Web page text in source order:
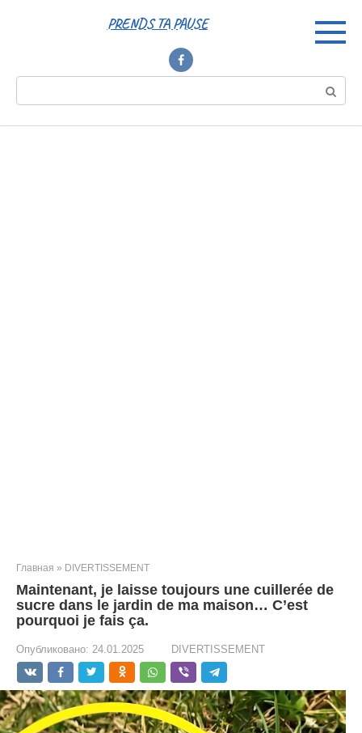
PRENDS TA PAUSE
Главная » DIVERTISSEMENT
Maintenant, je laisse toujours une cuillerée de
sucre dans le jardin de ma maison… C’est
pourquoi je fais ça.
Опубликовано: 24.01.2025 DIVERTISSEMENT